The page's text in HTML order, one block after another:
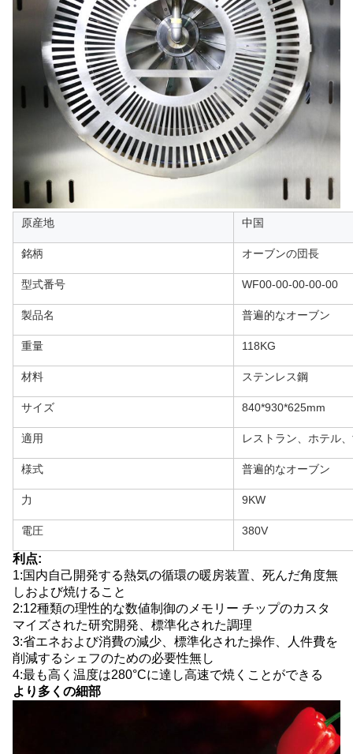
原産地 中国
銘柄 オーブンの団長
型式番号 WF00-00-00-00-00
製品名 普遍的なオーブン
重量 118KG
材料 ステンレス鋼
サイズ 840*930*625mm
適用 レストラン、ホテル
様式 普遍的なオーブン
力 9KW
電圧 380V
利点:
1:国内自己開発する熱気の循環の暖房装置、死んだ角度無
しおよび焼けること
2:12種類の理性的な数値制御のメモリー チップのカスタ
マイズされた研究開発、標準化された調理
3:省エネおよび消費の減少、標準化された操作、人件費を
削減するシェフのための必要性無し
4:最も高く温度は280°Cに達し高速で焼くことができる
より多くの細部